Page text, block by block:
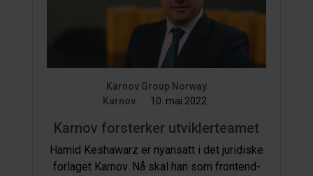
Karnov Group Norway
Karnov
10. mai 2022
Karnov forsterker utviklerteamet
Hamid Keshawarz er nyansatt i det juridiske
forlaget Karnov. Nå skal han som frontend-